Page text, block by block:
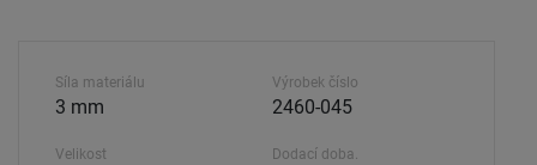
Síla materiálu
3 mm
Velikost
Výrobek číslo
2460-045
Dodací doba.